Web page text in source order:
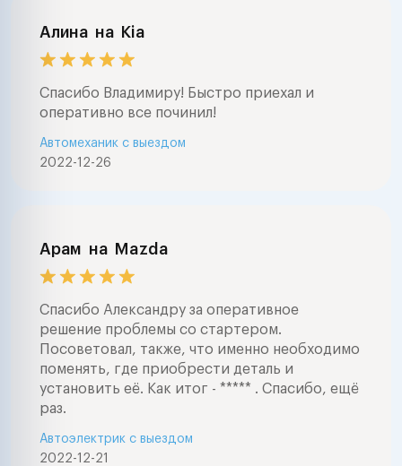
Алина на Kia
Спасибо Владимиру! Быстро приехал и
оперативно все починил!
2022-12-26
Автомеханик с выездом
Арам на Mazda
Спасибо Александру за оперативное
решение проблемы со стартером.
Посоветовал, также, что именно необходимо
поменять, где приобрести деталь и
установить её. Как итог - ***** . Спасибо, ещё
раз.
2022-12-21
Автоэлектрик с выездом